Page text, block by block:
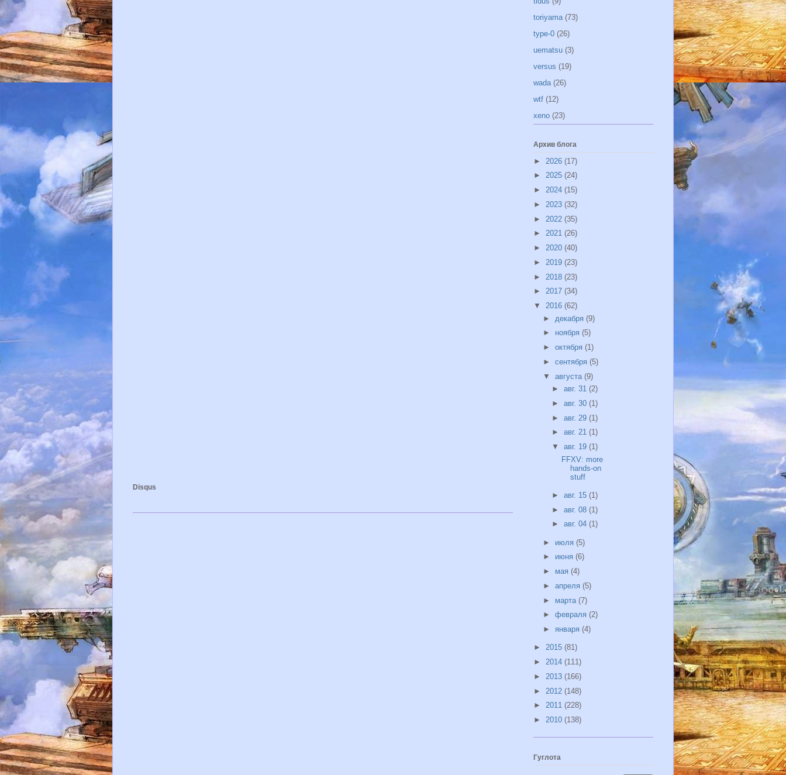
Disqus
toriyama (73)
type-0 (26)
uematsu (3)
versus (19)
wada (26)
wtf (12)
xeno (23)
Архив блога
► 2026 (17)
► 2025 (24)
► 2024 (15)
► 2023 (32)
► 2022 (35)
► 2021 (26)
► 2020 (40)
► 2019 (23)
► 2018 (23)
► 2017 (34)
▼ 2016 (62)
► декабря (9)
► ноября (5)
► октября (1)
► сентября (5)
▼ августа (9)
►авг. 31(2)
►авг. 30(1)
►авг. 29(1)
►авг. 21(1)
▼авг. 19(1)
FFXV: more
hands-on
stuff
►авг. 15(1)
►авг. 08(1)
►авг. 04(1)
► июля (5)
► июня (6)
► мая (4)
► апреля (5)
► марта (7)
► февраля (2)
► января (4)
► 2015 (81)
► 2014 (111)
► 2013 (166)
► 2012 (148)
► 2011 (228)
► 2010 (138)
Гуглота